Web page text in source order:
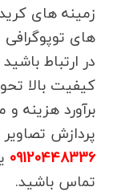
زمینه های
های
در ارتباط
کیفیت بالا
برآورد هزینه
پردازش تصاویر
09120448336
تماس باشید.